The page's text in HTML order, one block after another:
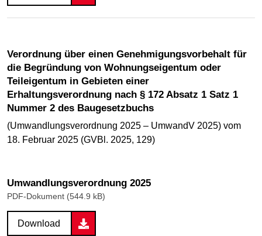
Verordnung über einen Genehmigungsvorbehalt für
die Begründung von Wohnungseigentum oder
Teileigentum in Gebieten einer
Erhaltungsverordnung nach § 172 Absatz 1 Satz 1
Nummer 2 des Baugesetzbuchs
(Umwandlungsverordnung 2025 – UmwandV 2025) vom
18. Februar 2025 (GVBl. 2025, 129)
Umwandlungsverordnung 2025
PDF-Dokument (544.9 kB)
Download